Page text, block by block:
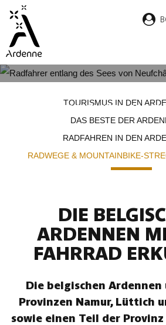
Direkt
zum
Inhalt
B
STRECKEN IN
TOURISMUS IN DEN
DAS BESTE DER
RADFAHREN IN DEN
RADWEGE & MOUNTAINBIKE-
DIE
ARDENNEN
FAHRRAD
Die belgischen Ardennen
Provinzen Namur, Lüttich
sowie einen Teil der Provinz